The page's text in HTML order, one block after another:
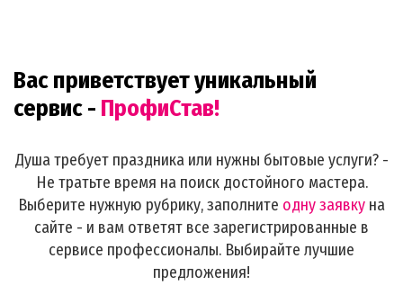
Вас приветствует уникальный
сервис - ПрофиСтав!
Душа требует праздника или нужны бытовые услуги? -
Не тратьте время на поиск достойного мастера.
Выберите нужную рубрику, заполните одну заявку на
сайте - и вам ответят все зарегистрированные в
сервисе профессионалы. Выбирайте лучшие
предложения!